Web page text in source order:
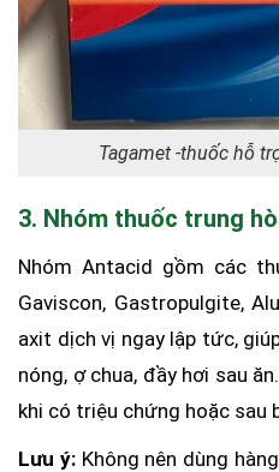
Tagamet -thuốc hỗ
3. Nhóm thuốc trung
Nhóm Antacid gồm các
Gaviscon, Gastropulgite,
axit dịch vị ngay lập tức,
nóng, ợ chua, đầy hơi sau
khi có triệu chứng hoặc sau
Lưu ý:Không nên dùng